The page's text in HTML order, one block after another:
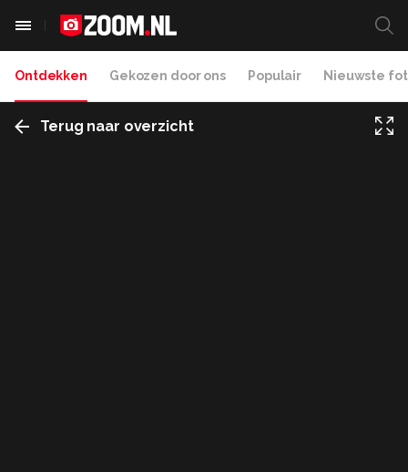
Ontdekken Gekozen door ons Populair Nieuwste
Terug naar overzicht